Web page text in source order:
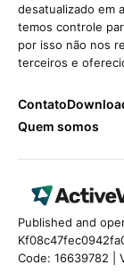
desatualizado em
temos controle
por isso não nos
terceiros e
Contato
Quem somos
Published and
Code: 16639782 |